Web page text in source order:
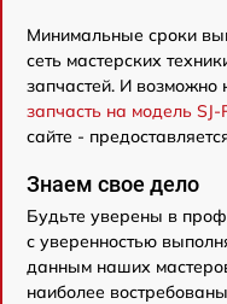
Минимальные сроки
сеть мастерских
запчастей. И
запчасть на модель SJ-
сайте -
Знаем свое дело
Будьте уверены в
с уверенностью
данным наших
наиболее